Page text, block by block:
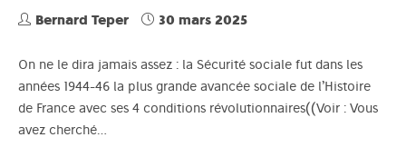
Bernard Teper 30 mars 2025
On ne le dira jamais assez : la Sécurité sociale fut dans les
années 1944-46 la plus grande avancée sociale de l’Histoire
de France avec ses 4 conditions révolutionnaires((Voir : Vous
avez cherché…